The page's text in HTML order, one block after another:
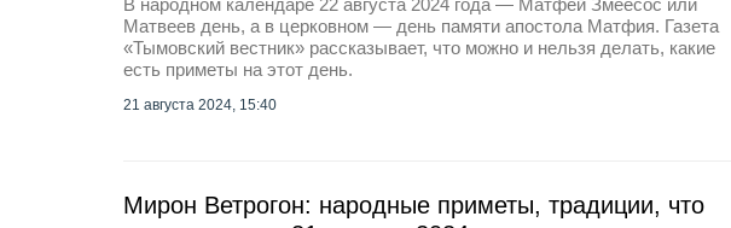
В народном календаре 22 августа 2024 года — Матфей Змеесос или
Матвеев день, а в церковном — день памяти апостола Матфия. Газета
«Тымовский вестник» рассказывает, что можно и нельзя делать, какие
есть приметы на этот день.
21 августа 2024, 15:40
Мирон Ветрогон: народные приметы, традиции, что